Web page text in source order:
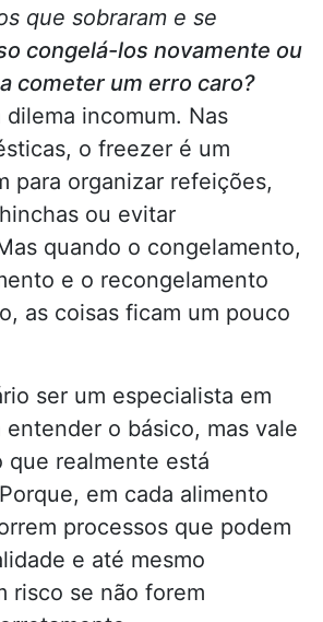
que sobraram e se
congelá-los novamente ou
cometer um erro caro?
dilema incomum. Nas
o freezer é um
para organizar refeições,
ou evitar
quando o congelamento,
e o recongelamento
as coisas ficam um pouco
ser um especialista em
entender o básico, mas vale
que realmente está
em cada alimento
processos que podem
e até mesmo
risco se não forem